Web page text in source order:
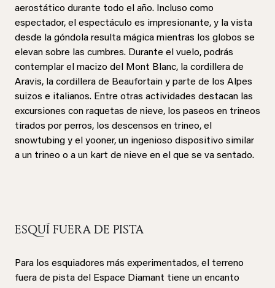
aerostático durante todo el año. Incluso como
espectador, el espectáculo es impresionante, y la vista
desde la góndola resulta mágica mientras los globos se
elevan sobre las cumbres. Durante el vuelo, podrás
contemplar el macizo del Mont Blanc, la cordillera de
Aravis, la cordillera de Beaufortain y parte de los Alpes
suizos e italianos. Entre otras actividades destacan las
excursiones con raquetas de nieve, los paseos en trineos
tirados por perros, los descensos en trineo, el
snowtubing y el yooner, un ingenioso dispositivo similar
a un trineo o a un kart de nieve en el que se va sentado.
ESQUÍ FUERA DE PISTA
Para los esquiadores más experimentados, el terreno
fuera de pista del Espace Diamant tiene un encanto